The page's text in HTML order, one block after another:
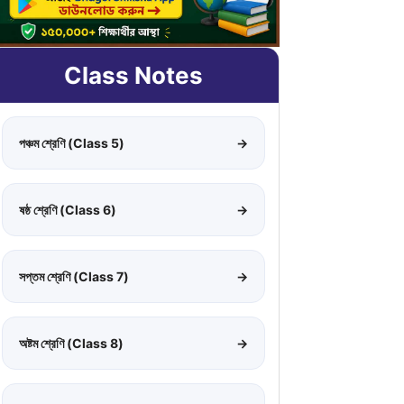
Class Notes
পঞ্চম শ্রেণি (Class 5) →
ষষ্ঠ শ্রেণি (Class 6) →
সপ্তম শ্রেণি (Class 7) →
অষ্টম শ্রেণি (Class 8) →